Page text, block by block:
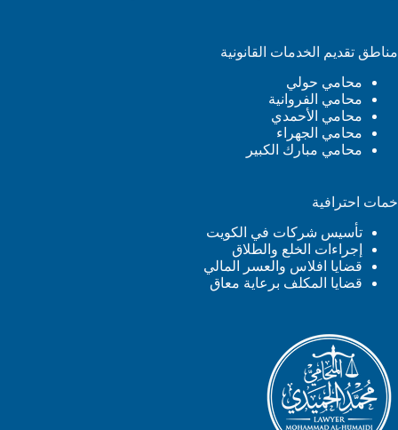
مناطق تقديم الخدمات القانونية
محامي حولي
محامي الفروانية
محامي الأحمدي
محامي الجهراء
محامي مبارك الكبير
خمات احترافية
تأسيس شركات في الكويت
إجراءات الخلع والطلاق
قضايا افلاس والعسر المالي
قضايا المكلف برعاية معاق